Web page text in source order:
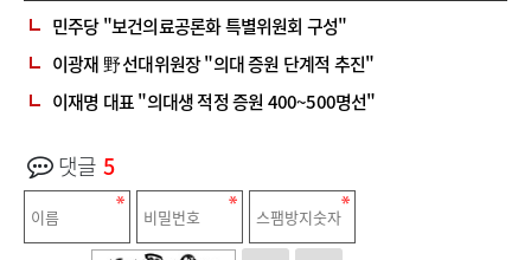
민주당 "보건의료공론화 특별위원회 구성"
이광재 野 선대위원장 "의대 증원 단계적 추진"
이재명 대표 "의대생 적정 증원 400~500명선"
댓글 5